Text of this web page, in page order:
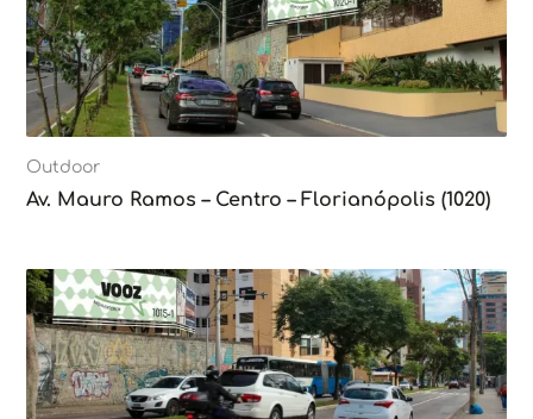
Outdoor
Av. Mauro Ramos – Centro – Florianópolis (1020)